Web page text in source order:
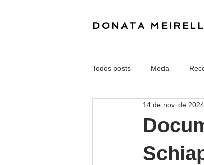
DONATA
Todos posts Moda
14 de nov. de 2024